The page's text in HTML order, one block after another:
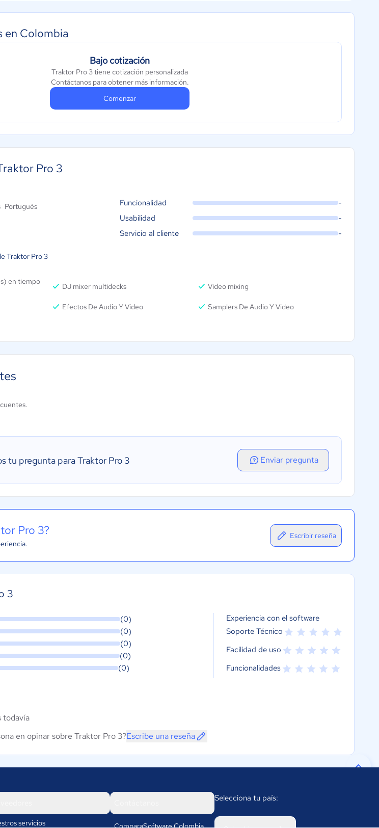
en Colombia
Bajo cotización
Traktor Pro 3 tiene cotización personalizada
Contáctanos para obtener más información.
Comenzar
Pro 3
Portugués Funcionalidad
-
Usabilidad
-
Servicio al cliente
-
Traktor Pro 3
en tiempo
DJ mixer multidecks Video mixing
Efectos De Audio Y Video Samplers De Audio Y Video
tu pregunta para Traktor Pro 3 Enviar pregunta
Pro 3? Escribir reseña
3
(0)
(0)
(0)
(0)
(0)
Experiencia con el software
Soporte Técnico
Facilidad de uso
Funcionalidades
todavía
en opinar sobre Traktor Pro 3?Escribe una reseña
servicios ComparaSoftware Colombia
Selecciona tu país: